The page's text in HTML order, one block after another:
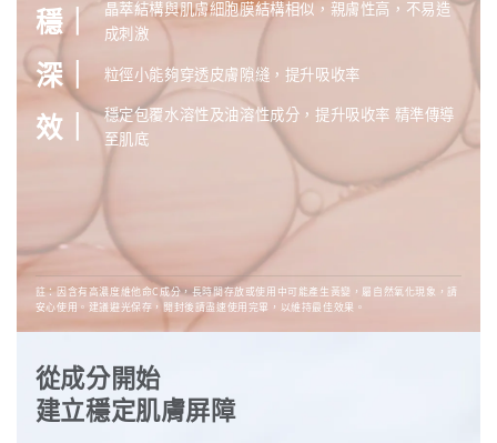
穩｜
晶萃結構與肌膚細胞膜結構相似，親膚性高，不易造
成刺激
深｜ 粒徑小能夠穿透皮膚隙縫，提升吸收率
效｜ 穩定包覆水溶性及油溶性成分，提升吸收率 精準傳導
至肌底
註：因含有高濃度維他命C成分，長時間存放或使用中可能產生黃變，屬自然氧化現象，請
安心使用。建議避光保存，開封後請盡速使用完畢，以維持最佳效果。
從成分開始
建立穩定肌膚屏障